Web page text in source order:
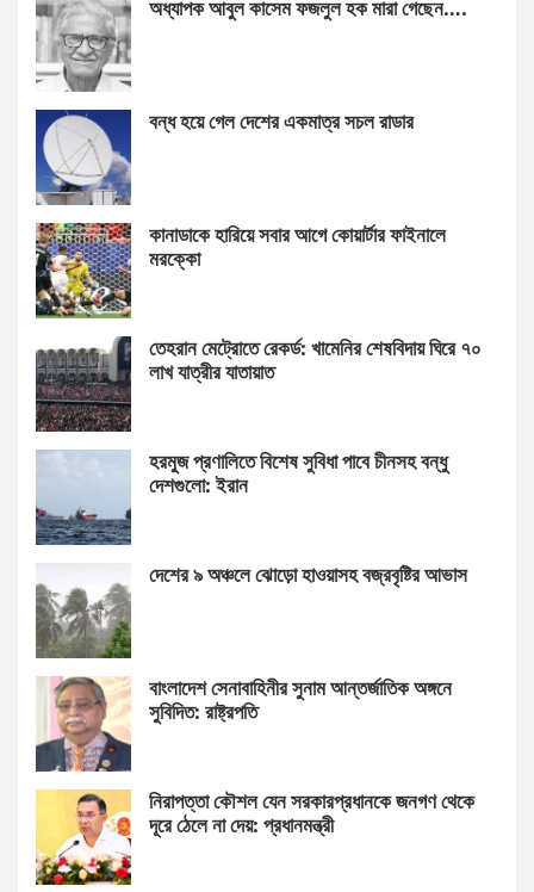
অধ্যাপক আবুল কাসেম ফজলুল হক মারা গেছেন….
বন্ধ হয়ে গেল দেশের একমাত্র সচল রাডার
কানাডাকে হারিয়ে সবার আগে কোয়ার্টার ফাইনালে
মরক্কো
তেহরান মেট্রোতে রেকর্ড: খামেনির শেষবিদায় ঘিরে ৭০
লাখ যাত্রীর যাতায়াত
হরমুজ প্রণালিতে বিশেষ সুবিধা পাবে চীনসহ বন্ধু
দেশগুলো: ইরান
দেশের ৯ অঞ্চলে ঝোড়ো হাওয়াসহ বজ্রবৃষ্টির আভাস
বাংলাদেশ সেনাবাহিনীর সুনাম আন্তর্জাতিক অঙ্গনে
সুবিদিত: রাষ্ট্রপতি
নিরাপত্তা কৌশল যেন সরকারপ্রধানকে জনগণ থেকে
দূরে ঠেলে না দেয়: প্রধানমন্ত্রী